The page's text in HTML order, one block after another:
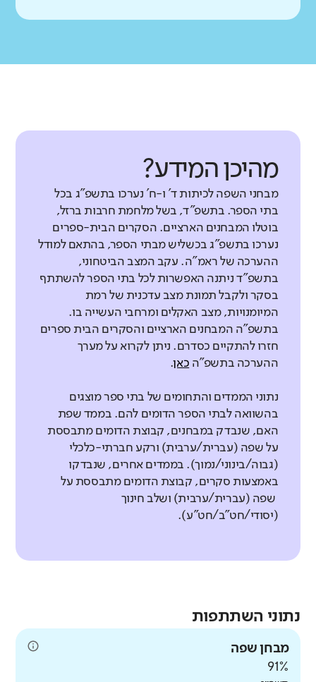
מהיכן המידע?
מבחני השפה לכיתות ד' ו-ח' נערכו בתשפ"ג בכל
בתי הספר. בתשפ"ד, בשל מלחמת חרבות ברזל,
בוטלו המבחנים הארציים. הסקרים הבית-ספרים
נערכו בתשפ"ג בכשליש מבתי הספר, בהתאם למודל
ההערכה של ראמ"ה. עקב המצב הביטחוני,
בתשפ"ד ניתנה האפשרות לכל בתי הספר להשתתף
בסקר ולקבל תמונת מצב עדכנית של רמת
המיומנויות, מצב האקלים ומרחבי העשייה בו.
בתשפ"ה המבחנים הארציים והסקרים הבית ספרים
חזרו להתקיים כסדרם. ניתן לקרוא על מערך
ההערכה בתשפ"ה כאן.
נתוני הממדים והתחומים של בתי ספר מוצגים
בהשוואה לבתי הספר הדומים להם. בממד שפת
האם, שנבדק במבחנים, קבוצת הדומים מתבססת
על שפה (עברית/ערבית) ורקע חברתי-כלכלי
(גבוה/בינוני/נמוך). בממדים אחרים, שנבדקו
באמצעות סקרים, קבוצת הדומים מתבססת על
שפה (עברית/ערבית) ושלב חינוך
(יסודי/חט"ב/חט"ע).
נתוני השתתפות
מבחן שפה
91%